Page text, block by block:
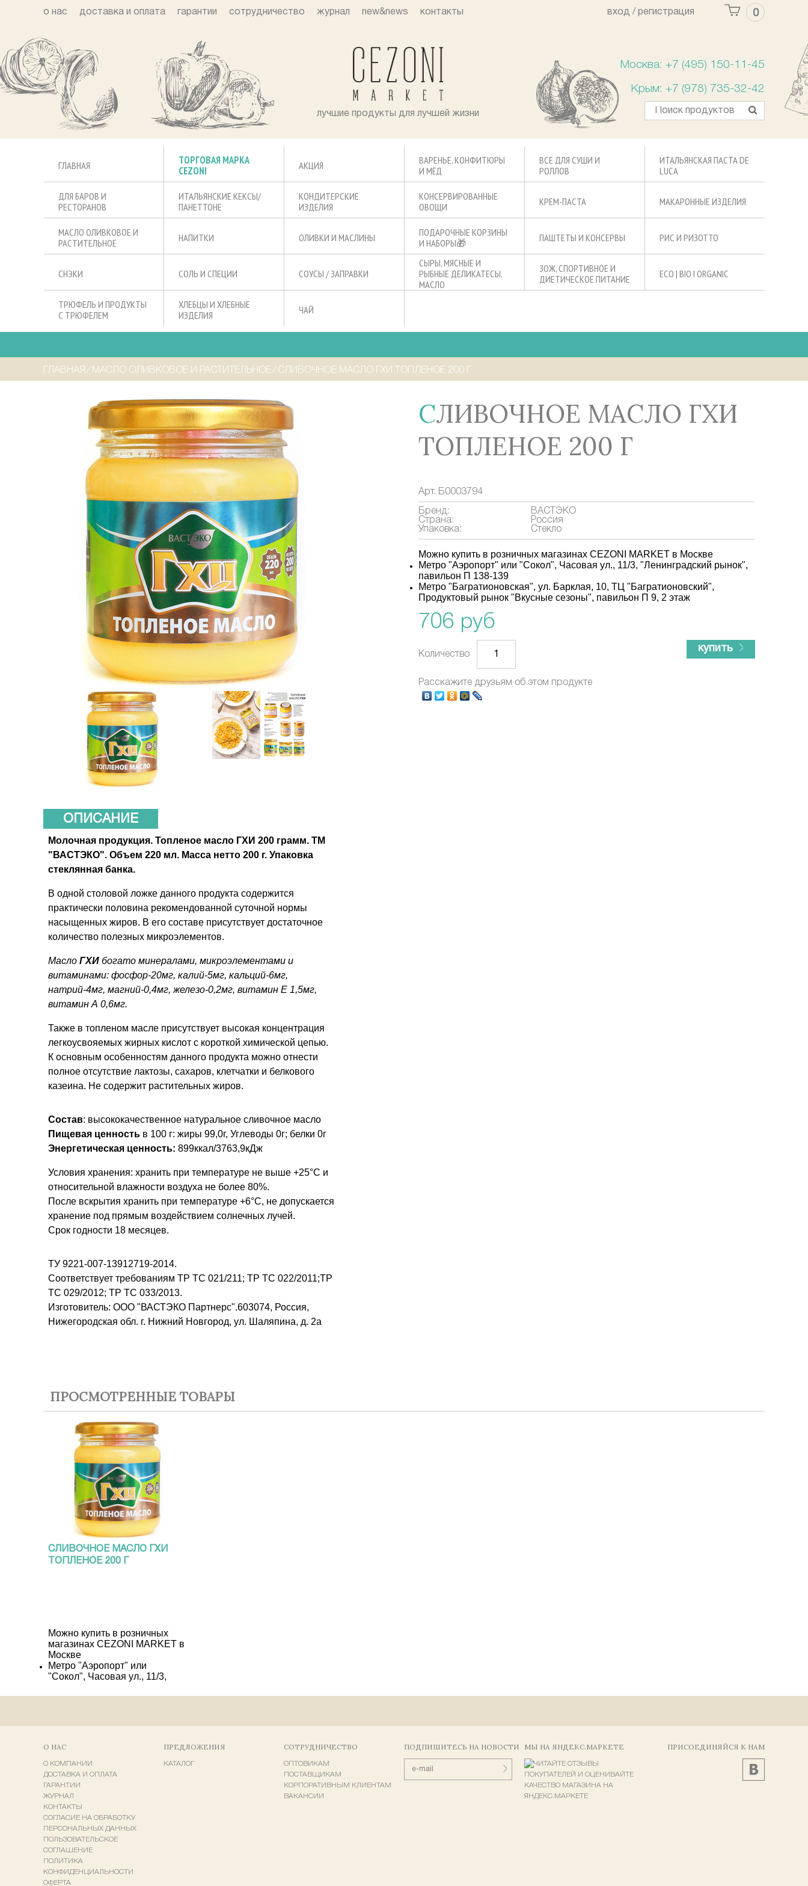
о нас доставка и оплата гарантии сотрудничество журнал new&news контакты 0
вход / регистрация
лучшие продукты для лучшей жизни
Москва: +7 (495) 150-11-45
Крым: +7 (978) 735-32-42
ГЛАВНАЯ
ТОРГОВАЯ МАРКА
CEZONI
АКЦИЯ
ВАРЕНЬЕ, КОНФИТЮРЫ
И МЁД
ВСЕ ДЛЯ СУШИ И
РОЛЛОВ
ИТАЛЬЯНСКАЯ ПАСТА DE
LUCA
ДЛЯ БАРОВ И
РЕСТОРАНОВ
ИТАЛЬЯНСКИЕ КЕКСЫ/
ПАНЕТТОНЕ
КОНДИТЕРСКИЕ
ИЗДЕЛИЯ
КОНСЕРВИРОВАННЫЕ
ОВОЩИ
КРЕМ-ПАСТА МАКАРОННЫЕ ИЗДЕЛИЯ
МАСЛО ОЛИВКОВОЕ И
РАСТИТЕЛЬНОЕ
НАПИТКИ ОЛИВКИ И МАСЛИНЫ
ПОДАРОЧНЫЕ КОРЗИНЫ
И НАБОРЫ🎁
ПАШТЕТЫ И КОНСЕРВЫ РИС И РИЗОТТО
СНЭКИ СОЛЬ И СПЕЦИИ СОУСЫ / ЗАПРАВКИ
СЫРЫ, МЯСНЫЕ И
РЫБНЫЕ ДЕЛИКАТЕСЫ,
МАСЛО
ЗОЖ, СПОРТИВНОЕ И
ДИЕТИЧЕСКОЕ ПИТАНИЕ
ECO | BIO I ORGANIC
ТРЮФЕЛЬ И ПРОДУКТЫ
С ТРЮФЕЛЕМ
ХЛЕБЦЫ И ХЛЕБНЫЕ
ИЗДЕЛИЯ
ЧАЙ
ГЛАВНАЯ ⁄ МАСЛО ОЛИВКОВОЕ И РАСТИТЕЛЬНОЕ ⁄ СЛИВОЧНОЕ МАСЛО ГХИ ТОПЛЕНОЕ 200 Г
ОПИСАНИЕ
Молочная продукция. Топленое масло ГХИ 200 грамм. ТМ
"ВАСТЭКО". Объем 220 мл. Масса нетто 200 г. Упаковка
стеклянная банка.
В одной столовой ложке данного продукта содержится
практически половина рекомендованной суточной нормы
насыщенных жиров. В его составе присутствует достаточное
количество полезных микроэлементов.
Масло ГХИ богато минералами, микроэлементами и
витаминами: фосфор-20мг, калий-5мг, кальций-6мг,
натрий-4мг, магний-0,4мг, железо-0,2мг, витамин Е 1,5мг,
витамин А 0,6мг.
Также в топленом масле присутствует высокая концентрация
легкоусвояемых жирных кислот с короткой химической цепью.
К основным особенностям данного продукта можно отнести
полное отсутствие лактозы, сахаров, клетчатки и белкового
казеина. Не содержит растительных жиров.
Состав: высококачественное натуральное сливочное масло
Пищевая ценность в 100 г: жиры 99,0г, Углеводы 0г; белки 0г
Энергетическая ценность: 899ккал/3763,9кДж
Условия хранения: хранить при температуре не выше +25°С и
относительной влажности воздуха не более 80%.
После вскрытия хранить при температуре +6°С, не допускается
хранение под прямым воздействием солнечных лучей.
Срок годности 18 месяцев.
ТУ 9221-007-13912719-2014.
Соответствует требованиям ТР ТС 021/211; ТР ТС 022/2011;ТР
ТС 029/2012; ТР ТС 033/2013.
Изготовитель: ООО "ВАСТЭКО Партнерс".603074, Россия,
Нижегородская обл. г. Нижний Новгород, ул. Шаляпина, д. 2а
СЛИВОЧНОЕ МАСЛО ГХИ
ТОПЛЕНОЕ 200 Г
Арт. Б0003794
Бренд:
ВАСТЭКО
Страна:
Россия
Упаковка:
Стекло
Можно купить в розничных магазинах CEZONI MARKET в Москве
Метро "Аэропорт" или "Сокол", Часовая ул., 11/3, "Ленинградский рынок",
павильон П 138-139
Метро "Багратионовская", ул. Барклая, 10, ТЦ "Багратионовский",
Продуктовый рынок "Вкусные сезоны", павильон П 9, 2 этаж
706 руб
Количество
купить
Расскажите друзьям об этом продукте
ПРОСМОТРЕННЫЕ ТОВАРЫ
СЛИВОЧНОЕ МАСЛО ГХИ
ТОПЛЕНОЕ 200 Г
Можно купить в розничных
магазинах CEZONI MARKET в
Москве
Метро "Аэропорт" или
"Сокол", Часовая ул., 11/3,
павильон П 138-139
сезоны", павильон П 9, 2 этаж
О НАС
О КОМПАНИИ
ДОСТАВКА И ОПЛАТА
ГАРАНТИИ
ЖУРНАЛ
КОНТАКТЫ
СОГЛАСИЕ НА ОБРАБОТКУ
ПЕРСОНАЛЬНЫХ ДАННЫХ
ПОЛЬЗОВАТЕЛЬСКОЕ
СОГЛАШЕНИЕ
ПОЛИТИКА
КОНФИДЕНЦИАЛЬНОСТИ
ОФЕРТА
ПРЕДЛОЖЕНИЯ
КАТАЛОГ
СОТРУДНИЧЕСТВО
ОПТОВИКАМ
ПОСТАВЩИКАМ
КОРПОРАТИВНЫМ КЛИЕНТАМ
ВАКАНСИИ
ПОДПИШИТЕСЬ НА НОВОСТИ МЫ НА ЯНДЕКС.МАРКЕТЕ ПРИСОЕДИНЯЙСЯ К НАМ